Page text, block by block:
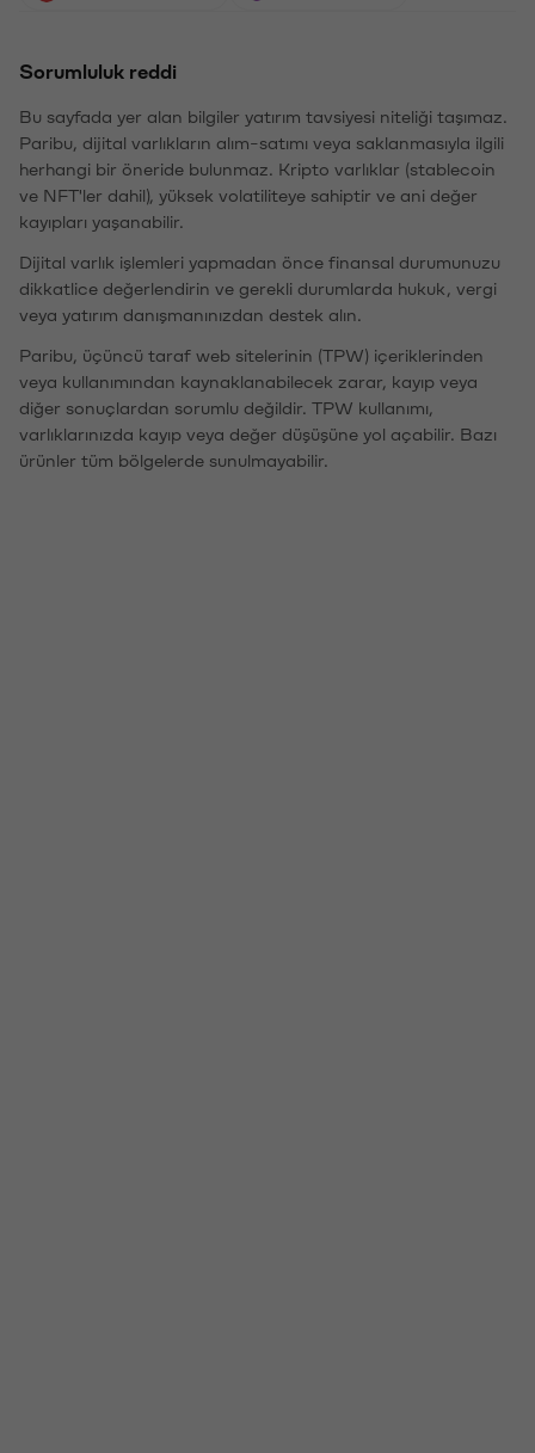
Sorumluluk reddi
Bu sayfada yer alan bilgiler yatırım tavsiyesi niteliği taşımaz.
Paribu, dijital varlıkların alım-satımı veya saklanmasıyla ilgili
herhangi bir öneride bulunmaz. Kripto varlıklar (stablecoin
ve NFT'ler dahil), yüksek volatiliteye sahiptir ve ani değer
kayıpları yaşanabilir.
Dijital varlık işlemleri yapmadan önce finansal durumunuzu
dikkatlice değerlendirin ve gerekli durumlarda hukuk, vergi
veya yatırım danışmanınızdan destek alın.
Paribu, üçüncü taraf web sitelerinin (TPW) içeriklerinden
veya kullanımından kaynaklanabilecek zarar, kayıp veya
diğer sonuçlardan sorumlu değildir. TPW kullanımı,
varlıklarınızda kayıp veya değer düşüşüne yol açabilir. Bazı
ürünler tüm bölgelerde sunulmayabilir.